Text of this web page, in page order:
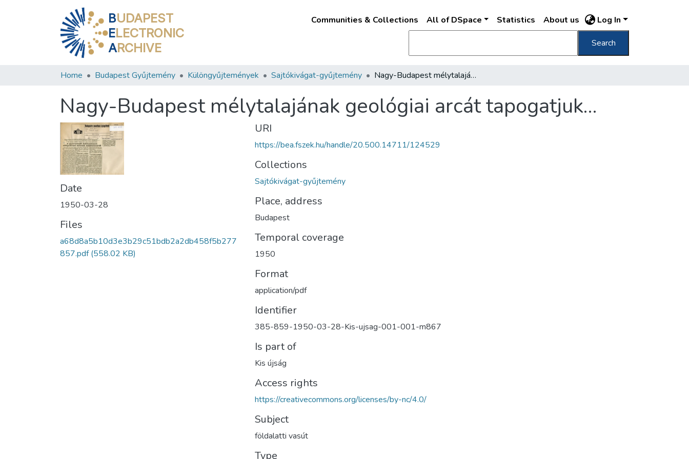
BUDAPEST
ELECTRONIC
ARCHIVE
Communities & Collections All of DSpace Statistics About us Log In
Search
Home Budapest Gyűjtemény Különgyűjtemények Sajtókivágat-gyűjtemény Nagy-Budapest mélytalajának geológiai arcát tapogatjuk…
Nagy-Budapest mélytalajának geológiai arcát tapogatjuk…
Date
1950-03-28
Files
a68d8a5b10d3e3b29c51bdb2a2db458f5b277
857.pdf(558.02 KB)
URI
https://bea.fszek.hu/handle/20.500.14711/124529
Collections
Sajtókivágat-gyűjtemény
Place, address
Budapest
Temporal coverage
1950
Format
application/pdf
Identifier
385-859-1950-03-28-Kis-ujsag-001-001-m867
Is part of
Kis újság
Access rights
https://creativecommons.org/licenses/by-nc/4.0/
Subject
földalatti vasút
Type